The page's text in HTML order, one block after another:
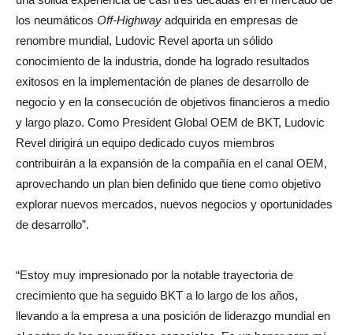
los neumáticos Off-Highway adquirida en empresas de
renombre mundial, Ludovic Revel aporta un sólido
conocimiento de la industria, donde ha logrado resultados
exitosos en la implementación de planes de desarrollo de
negocio y en la consecución de objetivos financieros a medio
y largo plazo. Como President Global OEM de BKT, Ludovic
Revel dirigirá un equipo dedicado cuyos miembros
contribuirán a la expansión de la compañía en el canal OEM,
aprovechando un plan bien definido que tiene como objetivo
explorar nuevos mercados, nuevos negocios y oportunidades
de desarrollo”.
“Estoy muy impresionado por la notable trayectoria de
crecimiento que ha seguido BKT a lo largo de los años,
llevando a la empresa a una posición de liderazgo mundial en